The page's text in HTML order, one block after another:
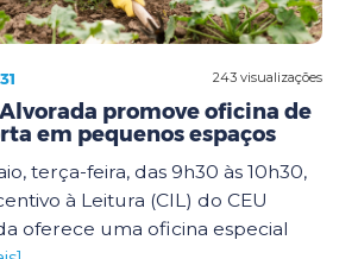
243 visualizações
promove oficina de
em pequenos espaços
terça-feira, das 9h30 às 10h30,
à Leitura (CIL) do CEU
oferece uma oficina especial